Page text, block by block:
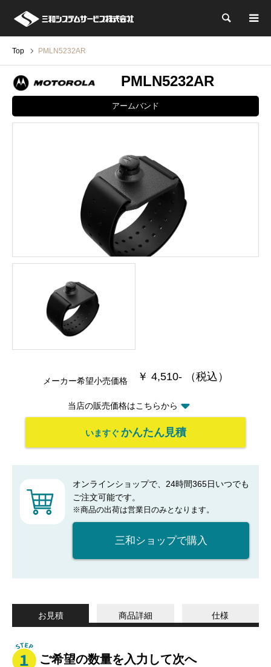
検索
Top PMLN5232AR
PMLN5232AR
アームバンド
メーカー希望小売価格 ￥ 4,510- （税込）
当店の販売価格はこちらから
いますぐ かんたん見積
オンラインショップで、24時間365日いつでも
ご注文可能です。
※商品の出荷は営業日のみとなります。
三和ショップで購入
お見積 商品詳細 仕様
ご希望の数量を入力して次へ